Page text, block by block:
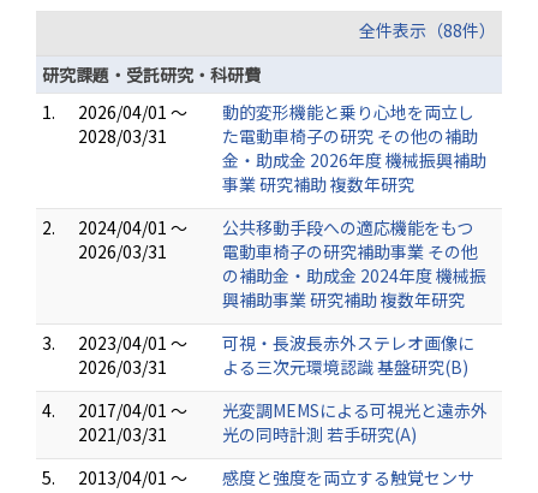
全件表示（88件）
研究課題・受託研究・科研費
1.
2026/04/01 ～
2028/03/31
動的変形機能と乗り心地を両立し
た電動車椅子の研究 その他の補助
金・助成金 2026年度 機械振興補助
事業 研究補助 複数年研究
2.
2024/04/01 ～
2026/03/31
公共移動手段への適応機能をもつ
電動車椅子の研究補助事業 その他
の補助金・助成金 2024年度 機械振
興補助事業 研究補助 複数年研究
3.
2023/04/01 ～
2026/03/31
可視・長波長赤外ステレオ画像に
よる三次元環境認識 基盤研究(B)
4.
2017/04/01 ～
2021/03/31
光変調MEMSによる可視光と遠赤外
光の同時計測 若手研究(A)
5.
2013/04/01 ～
感度と強度を両立する触覚センサ